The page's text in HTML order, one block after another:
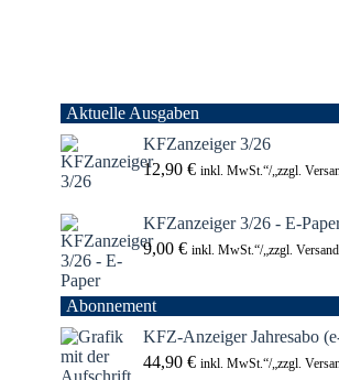
Aktuelle Ausgaben
KFZanzeiger 3/26
12,90 € inkl. MwSt.“/„zzgl.
KFZanzeiger 3/26 - E-
9,00 € inkl. MwSt.“/„zzgl.
Abonnement
KFZ-Anzeiger Jahresabo
44,90 € inkl. MwSt.“/„zzgl.